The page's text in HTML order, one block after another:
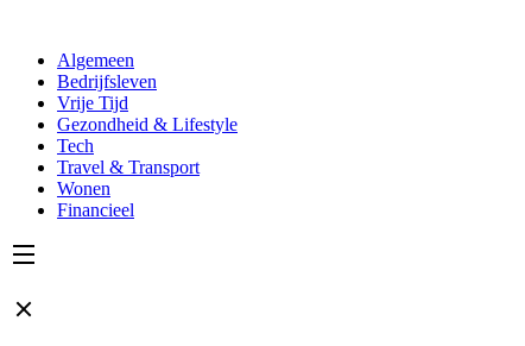
Algemeen
Bedrijfsleven
Vrije Tijd
Gezondheid & Lifestyle
Tech
Travel & Transport
Wonen
Financieel